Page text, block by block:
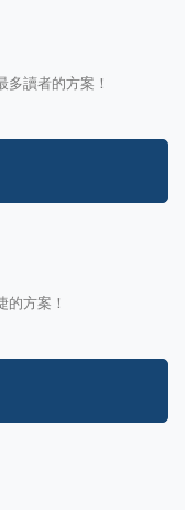
讀者的方案！
方案！